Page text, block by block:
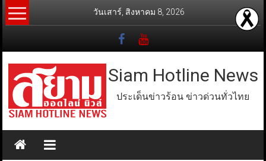
Skip
to
วันเสาร์, สิงหาคม 8, 2026
Siam Hotline News
ประเด็นข่าวร้อน ข่าวด่วนทั่วไทย